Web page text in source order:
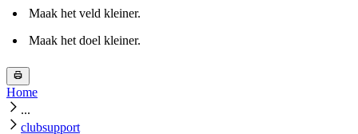
Maak het veld kleiner.
Maak het doel kleiner.
Home
...
clubsupport